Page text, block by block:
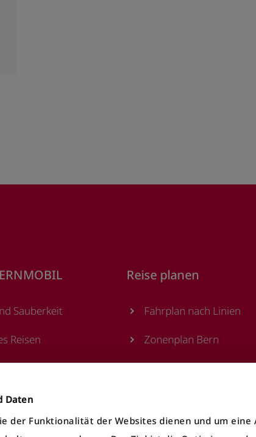
Daten
der Funktionalität der Websites dienen und um eine
Sauberkeit
Reisen
Reise planen
Fahrplan nach Linien
Zonenplan Bern